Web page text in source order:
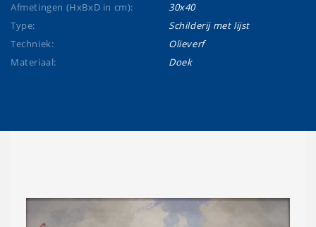
Afmetingen (HxBxD in cm):
30x40
Type:
Schilderij met lijst
Techniek:
Olieverf
Materiaal:
Doek